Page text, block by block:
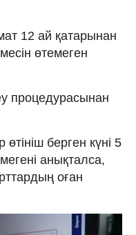
12 ай қатарынан
өтемеген
процедурасынан
берген күні 5
анықталса,
оған